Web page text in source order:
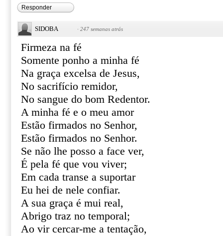
Responder
SIDOBA · 247 semanas atrás
Firmeza na fé
Somente ponho a minha fé
Na graça excelsa de Jesus,
No sacrifício remidor,
No sangue do bom Redentor.
A minha fé e o meu amor
Estão firmados no Senhor,
Estão firmados no Senhor.
Se não lhe posso a face ver,
É pela fé que vou viver;
Em cada transe a suportar
Eu hei de nele confiar.
A sua graça é mui real,
Abrigo traz no temporal;
Ao vir cercar-me a tentação,